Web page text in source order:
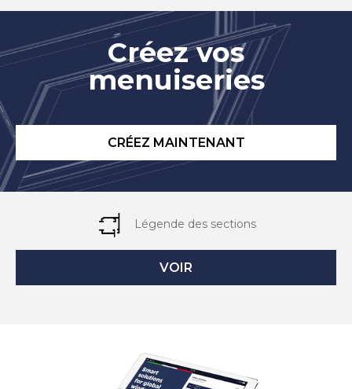
Créez vos
menuiseries
CRÉEZ MAINTENANT
Légende des sections
VOIR